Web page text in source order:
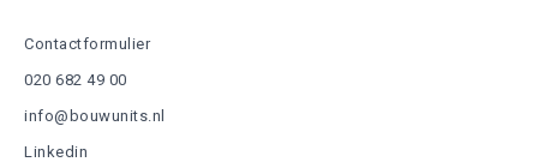
Contactformulier
020 682 49 00
info@bouwunits.nl
Linkedin